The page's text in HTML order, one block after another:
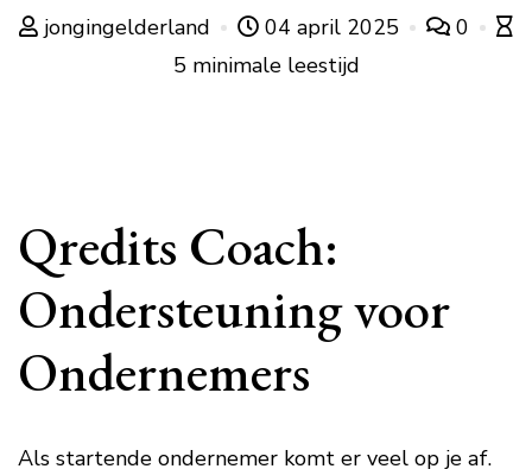
jongingelderland 04 april 2025
0
5 minimale leestijd
Qredits Coach:
Ondersteuning voor
Ondernemers
Als startende ondernemer komt er veel op je af.